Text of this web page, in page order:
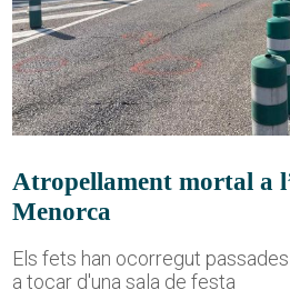
Atropellament mortal a
Menorca
Els fets han ocorregut
a tocar d'una sala de festa